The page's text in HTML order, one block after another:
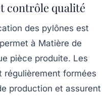
contrôle qualité
des pylônes est
à Matière de
pièce produite. Les
régulièrement formées
production et assurent